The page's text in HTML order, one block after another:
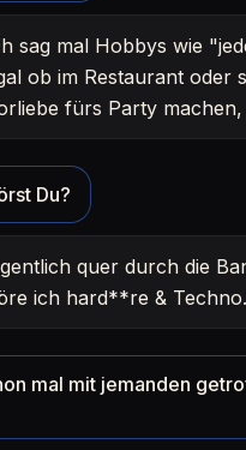
sag mal Hobbys wie
ob im Restaurant oder
fürs Party
Du?
quer durch die
ich hard**re & Techno.
mal mit jemanden